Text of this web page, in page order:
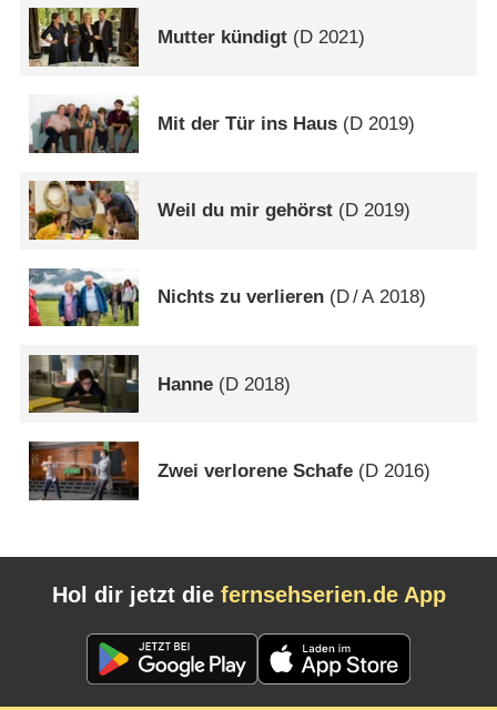
Mutter kündigt (D 2021)
Mit der Tür ins Haus (D 2019)
Weil du mir gehörst (D 2019)
Nichts zu verlieren (D/A2018)
Hanne (D 2018)
Zwei verlorene Schafe (D 2016)
Hol dir jetzt die fernsehserien.de App